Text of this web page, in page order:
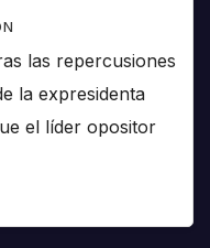
las repercusiones
la expresidenta
el líder opositor